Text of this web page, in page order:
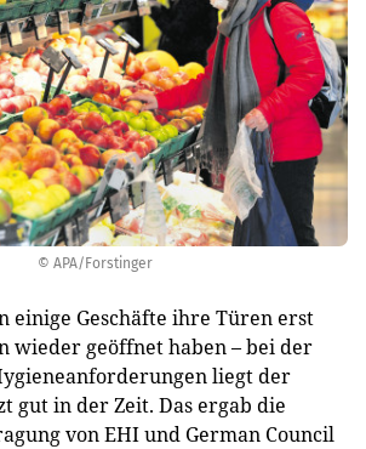
© APA/Forstinger
einige Geschäfte ihre Türen erst
wieder geöffnet haben – bei der
liegt der
gut in der Zeit. Das ergab die
von EHI und German Council